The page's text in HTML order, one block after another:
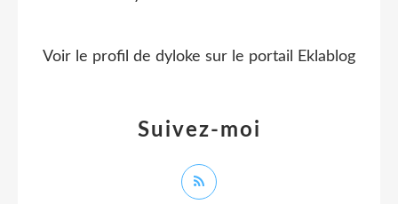
Suivez-moi
Voir le profil de dyloke sur le portail Eklablog